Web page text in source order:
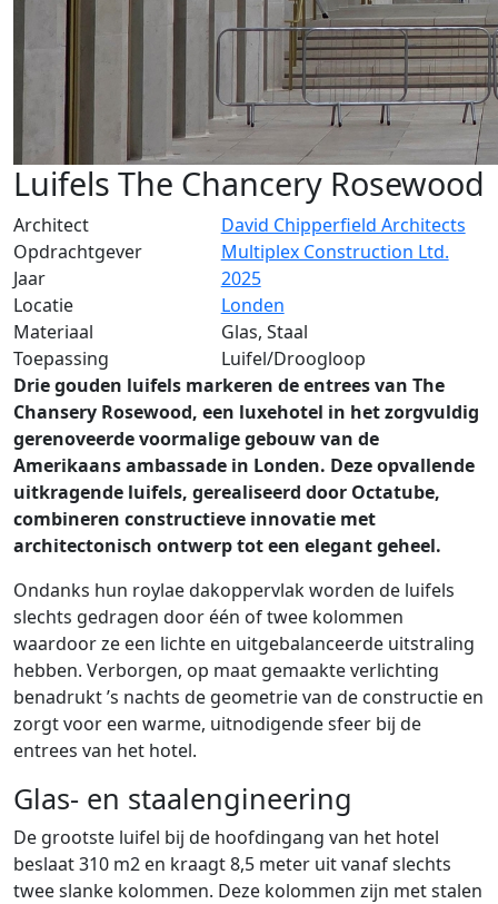
Luifels The Chancery Rosewood
Architect
David Chipperfield Architects
Opdrachtgever
Multiplex Construction Ltd.
Jaar
2025
Locatie
Londen
Materiaal
Glas, Staal
Toepassing
Luifel/Droogloop
Drie gouden luifels markeren de entrees van The
Chansery Rosewood, een luxehotel in het zorgvuldig
gerenoveerde voormalige gebouw van de
Amerikaans ambassade in Londen. Deze opvallende
uitkragende luifels, gerealiseerd door Octatube,
combineren constructieve innovatie met
architectonisch ontwerp tot een elegant geheel.
Ondanks hun roylae dakoppervlak worden de luifels
slechts gedragen door één of twee kolommen
waardoor ze een lichte en uitgebalanceerde uitstraling
hebben. Verborgen, op maat gemaakte verlichting
benadrukt ’s nachts de geometrie van de constructie en
zorgt voor een warme, uitnodigende sfeer bij de
entrees van het hotel.
Glas- en staalengineering
De grootste luifel bij de hoofdingang van het hotel
beslaat 310 m2 en kraagt 8,5 meter uit vanaf slechts
twee slanke kolommen. Deze kolommen zijn met stalen